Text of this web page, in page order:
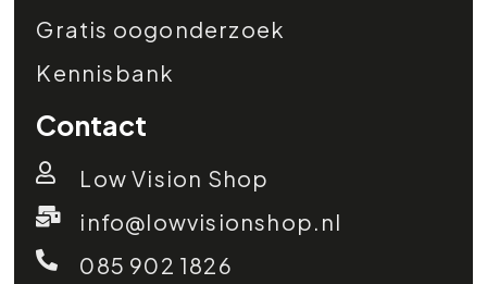
Gratis oogonderzoek
Kennisbank
Contact
Low Vision Shop
info@lowvisionshop.nl
085 902 1826